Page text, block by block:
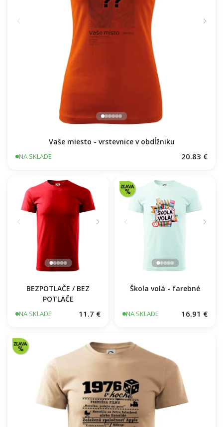
Vaše miesto - vrstevnice v obdĺžniku
NA SKLADE 20.83 €
BEZPOTLAČE / BEZ
POTLAČE
NA SKLADE 11.7 €
Škola volá - farebné
NA SKLADE 16.91 €